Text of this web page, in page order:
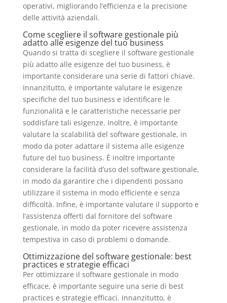
operativi, migliorando l’efficienza e la precisione
delle attività aziendali.
Come scegliere il software gestionale più
adatto alle esigenze del tuo business
Quando si tratta di scegliere il software gestionale
più adatto alle esigenze del tuo business, è
importante considerare una serie di fattori chiave.
Innanzitutto, è importante valutare le esigenze
specifiche del tuo business e identificare le
funzionalità e le caratteristiche necessarie per
soddisfare tali esigenze. Inoltre, è importante
valutare la scalabilità del software gestionale, in
modo da poter adattare il sistema alle esigenze
future del tuo business. È inoltre importante
considerare la facilità d’uso del software gestionale,
in modo da garantire che i dipendenti possano
utilizzare il sistema in modo efficiente e senza
difficoltà. Infine, è importante valutare il supporto e
l’assistenza offerti dal fornitore del software
gestionale, in modo da poter ricevere assistenza
tempestiva in caso di problemi o domande.
Ottimizzazione del software gestionale: best
practices e strategie efficaci
Per ottimizzare il software gestionale in modo
efficace, è importante seguire una serie di best
practices e strategie efficaci. Innanzitutto, è